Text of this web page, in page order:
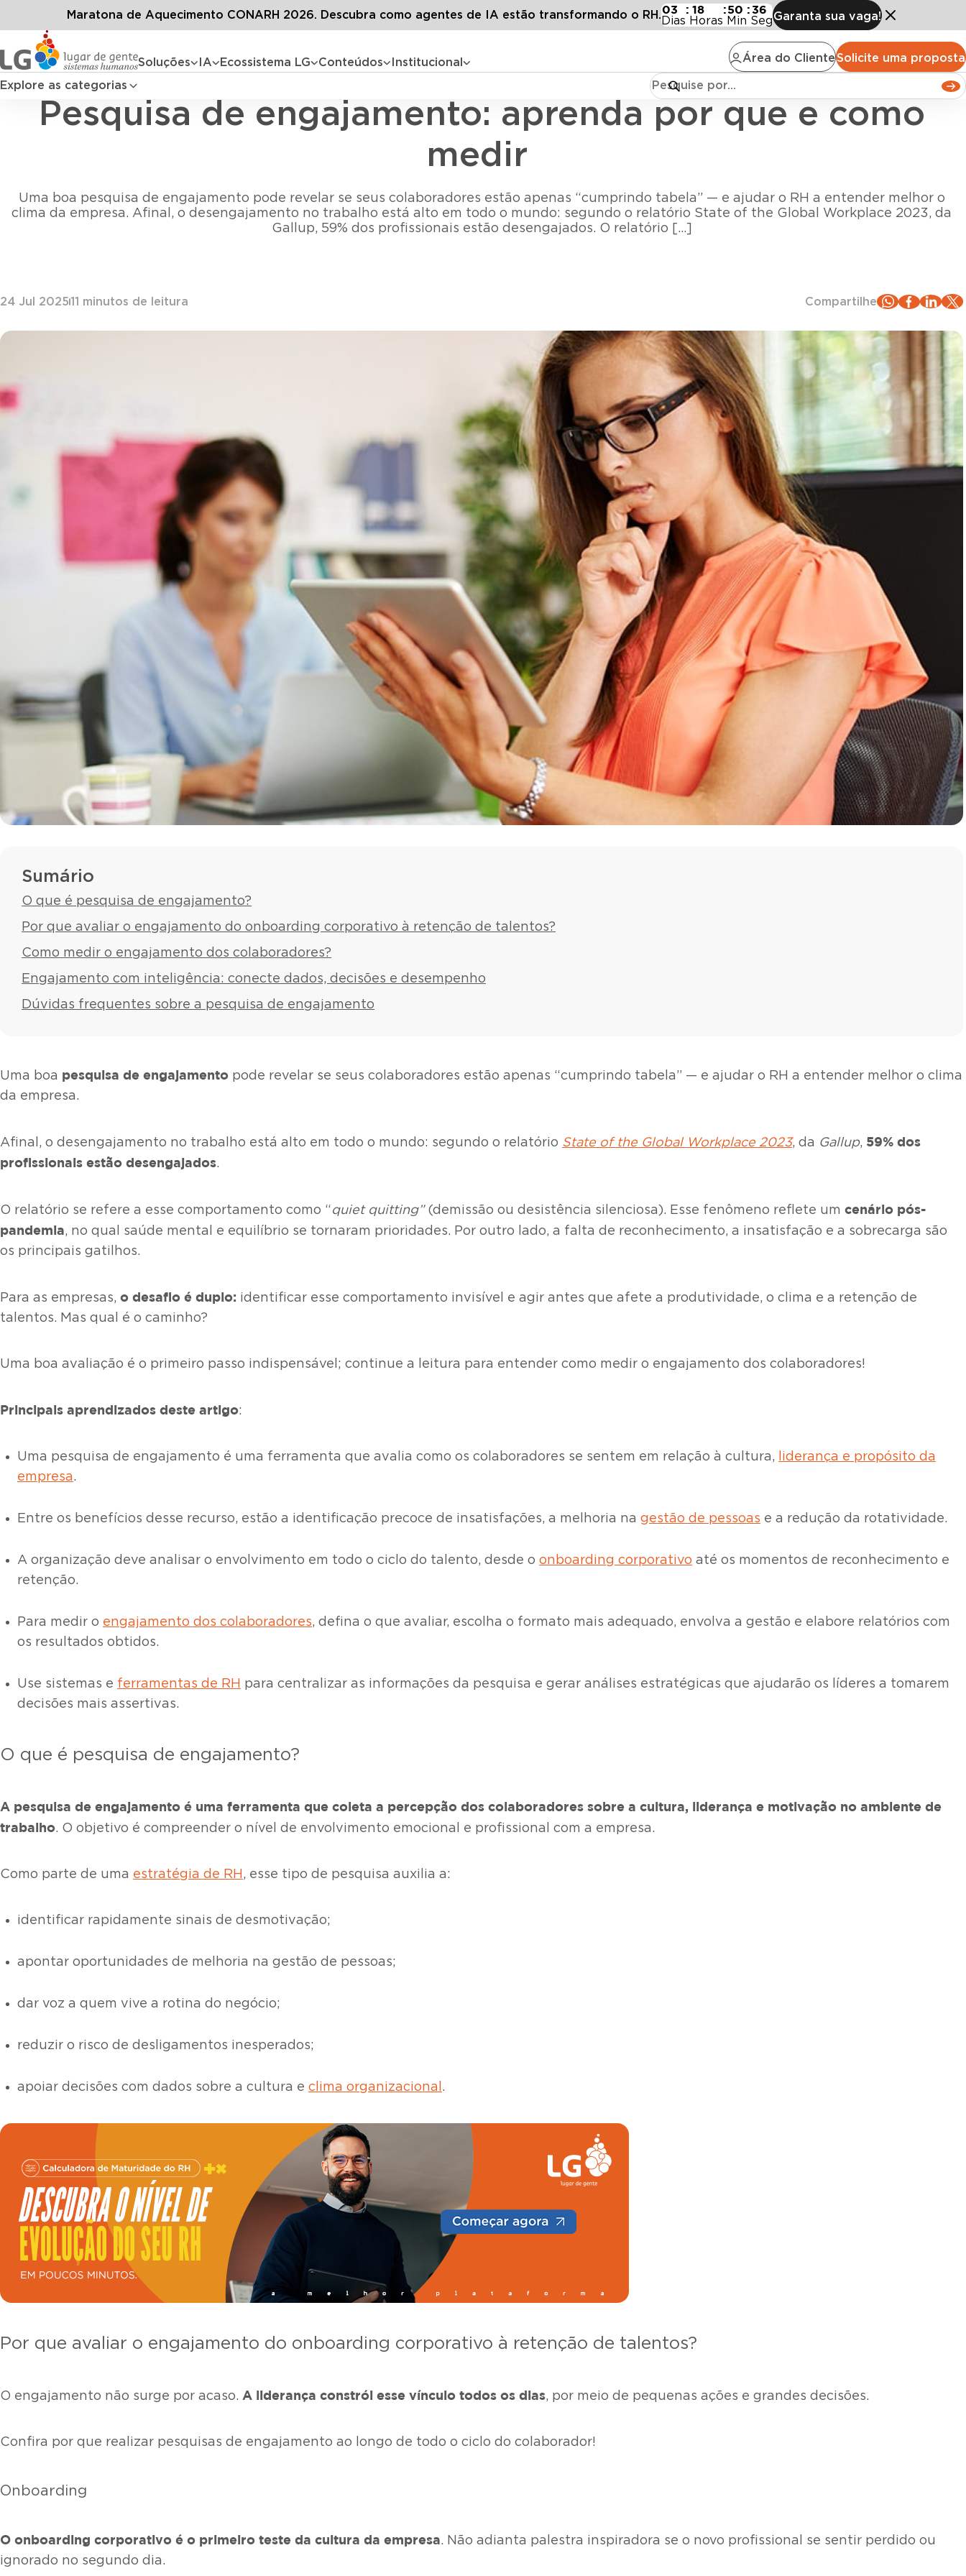
Soluções IA Ecossistema LG Conteúdos Institucional Área do ClienteSolicite uma proposta
Explore as categorias
Maratona de Aquecimento CONARH 2026. Descubra como agentes de IA estão transformando o RH.03
Dias
: 18
Horas
:50
Min
:35
SegGaranta sua vaga!
Pesquisa de engajamento: aprenda por que e como medir
Pesquisa de engajamento: aprenda por que e como
medir
Uma boa pesquisa de engajamento pode revelar se seus colaboradores estão apenas “cumprindo tabela” — e ajudar o RH a entender melhor o
clima da empresa. Afinal, o desengajamento no trabalho está alto em todo o mundo: segundo o relatório State of the Global Workplace 2023, da
Gallup, 59% dos profissionais estão desengajados. O relatório […]
24 Jul 202511 minutos de leitura Compartilhe
Sumário
O que é pesquisa de engajamento?
Por que avaliar o engajamento do onboarding corporativo à retenção de talentos?
Como medir o engajamento dos colaboradores?
Engajamento com inteligência: conecte dados, decisões e desempenho
Dúvidas frequentes sobre a pesquisa de engajamento
Uma boa pesquisa de engajamento pode revelar se seus colaboradores estão apenas “cumprindo tabela” — e ajudar o RH a entender melhor o clima
da empresa.
Afinal, o desengajamento no trabalho está alto em todo o mundo: segundo o relatório State of the Global Workplace 2023, da Gallup, 59% dos
profissionais estão desengajados.
O relatório se refere a esse comportamento como “ quiet quitting”(demissão ou desistência silenciosa). Esse fenômeno reflete um cenário pós-
pandemia, no qual saúde mental e equilíbrio se tornaram prioridades. Por outro lado, a falta de reconhecimento, a insatisfação e a sobrecarga são
os principais gatilhos.
Para as empresas, o desafio é duplo: identificar esse comportamento invisível e agir antes que afete a produtividade, o clima e a retenção de
talentos. Mas qual é o caminho?
Uma boa avaliação é o primeiro passo indispensável; continue a leitura para entender como medir o engajamento dos colaboradores!
Principais aprendizados deste artigo:
Uma pesquisa de engajamento é uma ferramenta que avalia como os colaboradores se sentem em relação à cultura,
liderança e propósito da
empresa.
Entre os benefícios desse recurso, estão a identificação precoce de insatisfações, a melhoria na gestão de pessoas e a redução da rotatividade.
A organização deve analisar o envolvimento em todo o ciclo do talento, desde o onboarding corporativo até os momentos de reconhecimento e
retenção.
Para medir o engajamento dos colaboradores, defina o que avaliar, escolha o formato mais adequado, envolva a gestão e elabore relatórios com
os resultados obtidos.
Use sistemas e ferramentas de RH para centralizar as informações da pesquisa e gerar análises estratégicas que ajudarão os líderes a tomarem
decisões mais assertivas.
O que é pesquisa de engajamento?
A pesquisa de engajamento é uma ferramenta que coleta a percepção dos colaboradores sobre a cultura, liderança e motivação no ambiente de
trabalho. O objetivo é compreender o nível de envolvimento emocional e profissional com a empresa.
Como parte de uma estratégia de RH , esse tipo de pesquisa auxilia a:
identificar rapidamente sinais de desmotivação;
apontar oportunidades de melhoria na gestão de pessoas;
dar voz a quem vive a rotina do negócio;
reduzir o risco de desligamentos inesperados;
apoiar decisões com dados sobre a cultura e clima organizacional .
Por que avaliar o engajamento do onboarding corporativo à retenção de talentos?
O engajamento não surge por acaso. A liderança constrói esse vínculo todos os dias, por meio de pequenas ações e grandes decisões.
Confira por que realizar pesquisas de engajamento ao longo de todo o ciclo do colaborador!
Onboarding
O onboarding corporativo é o primeiro teste da cultura da empresa. Não adianta palestra inspiradora se o novo profissional se sentir perdido ou
ignorado no segundo dia.